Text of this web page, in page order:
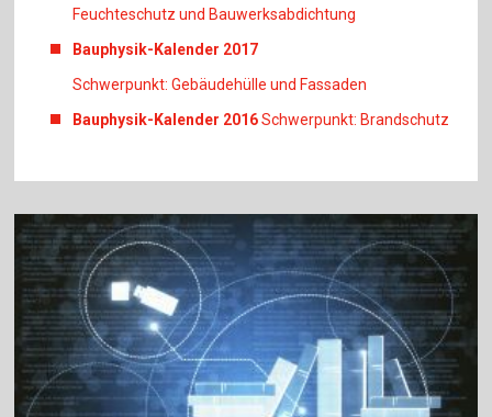
Feuchteschutz und Bauwerksabdichtung
Bauphysik-Kalender 2017
Schwerpunkt: Gebäudehülle und Fassaden
Bauphysik-Kalender 2016Schwerpunkt: Brandschutz